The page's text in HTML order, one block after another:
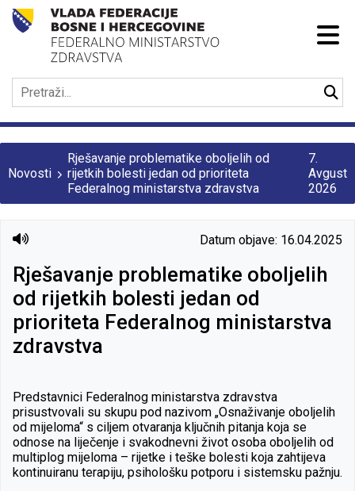
Novosti
Rješavanje problematike oboljelih od
rijetkih bolesti jedan od prioriteta
Federalnog ministarstva zdravstva
7.
Avgust
2026
Datum objave: 16.04.2025
Rješavanje problematike oboljelih
od rijetkih bolesti jedan od
prioriteta Federalnog ministarstva
zdravstva
Predstavnici Federalnog ministarstva zdravstva
prisustvovali su skupu pod nazivom „Osnaživanje oboljelih
od mijeloma“ s ciljem otvaranja ključnih pitanja koja se
odnose na liječenje i svakodnevni život osoba oboljelih od
multiplog mijeloma – rijetke i teške bolesti koja zahtijeva
kontinuiranu terapiju, psihološku potporu i sistemsku pažnju.